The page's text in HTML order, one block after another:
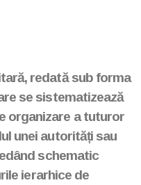
redată sub forma
se sistematizează
organizare a tuturor
unei autorități sau
schematic
ierarhice de